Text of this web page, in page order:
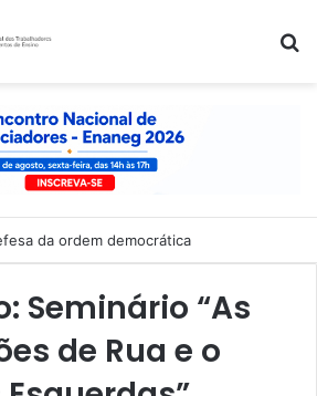
da ordem democrática
Seminário “As
de Rua e o